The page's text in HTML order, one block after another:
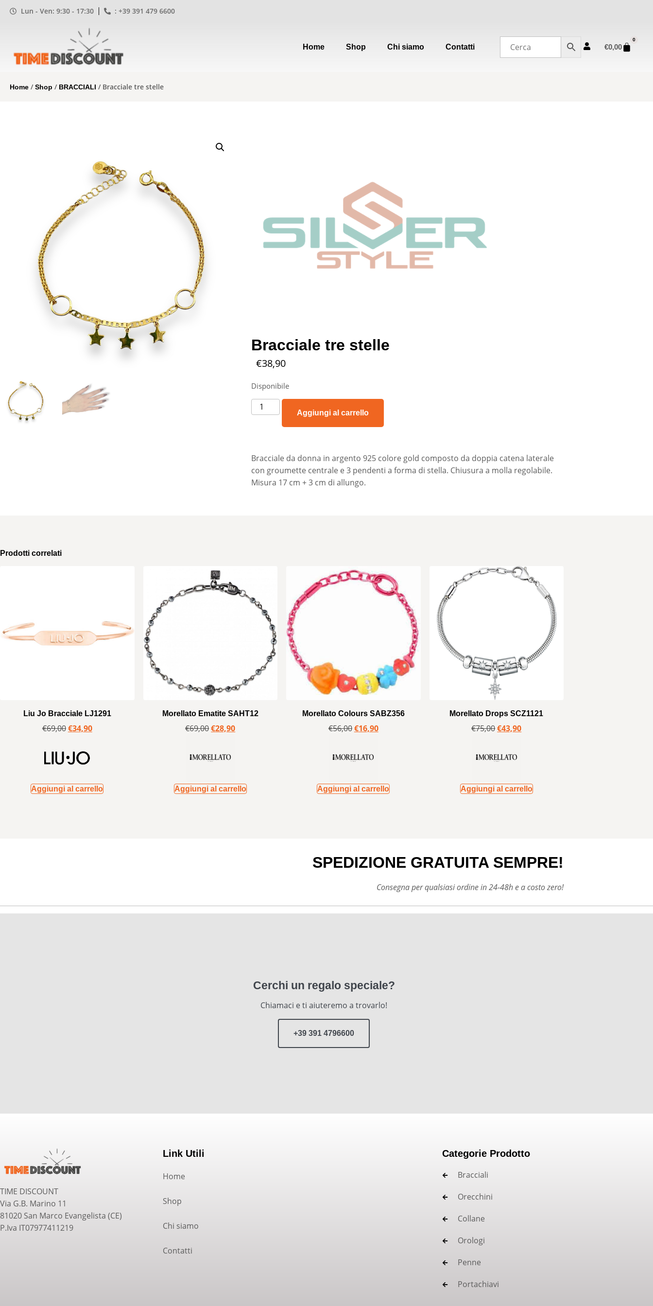
Lun - Ven: 9:30 - 17:30 : +39 391 479 6600
Home Shop Chi siamo Contatti €0,00
0
Home /Shop / BRACCIALI / Bracciale tre stelle
Bracciale tre stelle
€38,90
Disponibile
Aggiungi al carrello
Bracciale da donna in argento 925 colore gold composto da doppia catena laterale
con groumette centrale e 3 pendenti a forma di stella. Chiusura a molla regolabile.
Misura 17 cm + 3 cm di allungo.
Prodotti correlati
Liu Jo Bracciale LJ1291
€69,00€34,90
Aggiungi al carrello
Morellato Ematite SAHT12
€69,00€28,90
Aggiungi al carrello
Morellato Colours SABZ356
€56,00€16,90
Aggiungi al carrello
Morellato Drops SCZ1121
€75,00€43,90
Aggiungi al carrello
SPEDIZIONE GRATUITA SEMPRE!
Consegna per qualsiasi ordine in 24-48h e a costo zero!
Cerchi un regalo speciale?
Chiamaci e ti aiuteremo a trovarlo!
+39 391 4796600
TIME DISCOUNT
Via G.B. Marino 11
81020 San Marco Evangelista (CE)
P.Iva IT07977411219
Link Utili
Home
Shop
Chi siamo
Contatti
Categorie Prodotto
Bracciali
Orecchini
Collane
Orologi
Penne
Portachiavi